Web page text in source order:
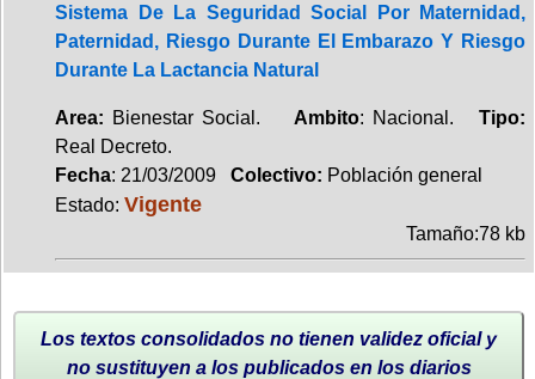
Sistema De La Seguridad Social Por Maternidad,
Paternidad, Riesgo Durante El Embarazo Y Riesgo
Durante La Lactancia Natural
Area: Bienestar Social. Ambito: Nacional. Tipo:
Real Decreto.
Fecha: 21/03/2009 Colectivo: Población general
Estado: Vigente
Tamaño:78 kb
Los textos consolidados no tienen validez oficial y
no sustituyen a los publicados en los diarios